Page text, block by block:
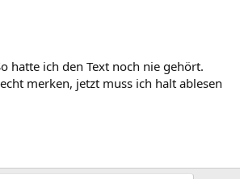
hatte ich den Text noch nie gehört.
merken, jetzt muss ich halt ablesen